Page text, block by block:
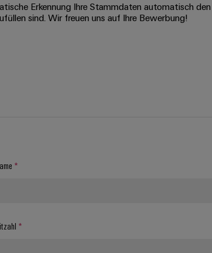
Erkennung Ihre Stammdaten automatisch
sind. Wir freuen uns auf Ihre Bewerbung!
*
*